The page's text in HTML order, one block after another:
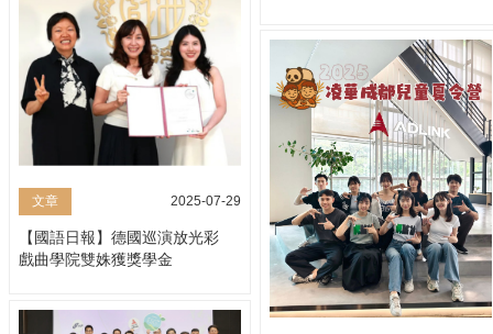
文章 2025-07-29
【國語日報】德國巡演放光彩
戲曲學院雙姝獲獎學金